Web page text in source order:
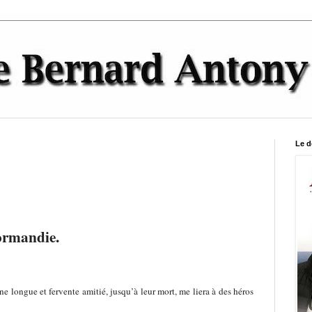
longue et fervente amitié, jusqu’à leur mort, me liera à des héros
Le